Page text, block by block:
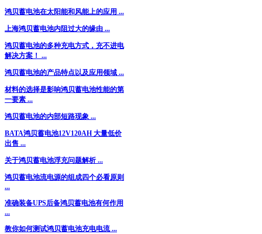
鸿贝蓄电池在太阳能和风能上的应用 ...
上海鸿贝蓄电池内阻过大的缘由 ...
鸿贝蓄电池的多种充电方式，充不进电
解决方案！ ...
鸿贝蓄电池的产品特点以及应用领域 ...
材料的选择是影响鸿贝蓄电池性能的第
一要素 ...
鸿贝蓄电池的内部短路现象 ...
BATA鸿贝蓄电池12V120AH 大量低价
出售 ...
关于鸿贝蓄电池浮充问题解析 ...
鸿贝蓄电池流电源的组成四个必看原则
...
准确装备UPS后备鸿贝蓄电池有何作用
...
教你如何测试鸿贝蓄电池充电电流 ...